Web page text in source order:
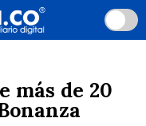
más de 20